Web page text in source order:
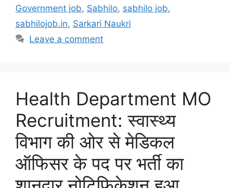
Government job, Sabhilo, sabhilo job,
sabhilojob.in, Sarkari Naukri
Leave a comment
Health Department MO
Recruitment: स्वास्थ्य
विभाग की ओर से मेडिकल
ऑफिसर के पद पर भर्ती का